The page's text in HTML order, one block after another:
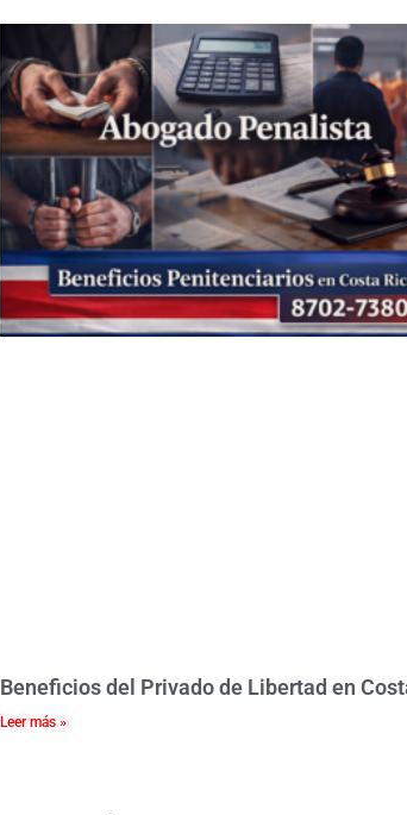
Beneficios del Privado de Libertad en
Leer más »